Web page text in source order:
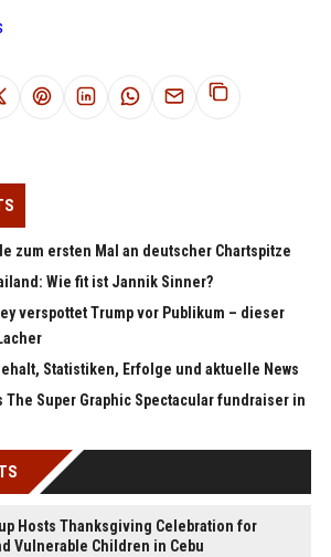
zum ersten Mal an deutscher Chartspitze
Wie fit ist Jannik Sinner?
verspottet Trump vor Publikum – dieser
Statistiken, Erfolge und aktuelle News
The Super Graphic Spectacular fundraiser in
Hosts Thanksgiving Celebration for
Vulnerable Children in Cebu